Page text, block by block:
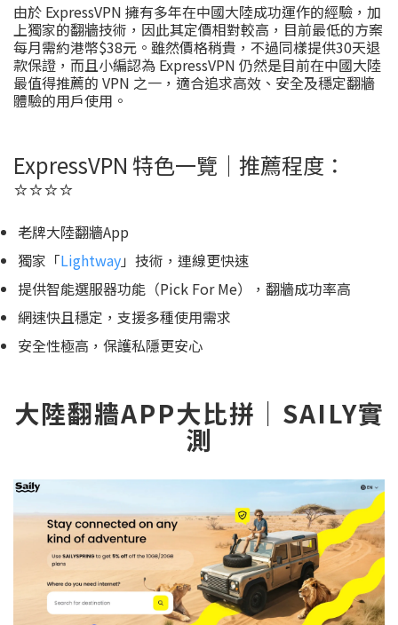
由於 ExpressVPN 擁有多年在中國大陸成功運作的經驗，加
上獨家的翻牆技術，因此其定價相對較高，目前最低的方案
每月需約港幣$38元。雖然價格稍貴，不過同樣提供30天退
款保證，而且小編認為 ExpressVPN 仍然是目前在中國大陸
最值得推薦的 VPN 之一，適合追求高效、安全及穩定翻牆
體驗的用戶使用。
ExpressVPN 特色一覽｜推薦程度：
⭐️⭐️⭐️⭐️
老牌大陸翻牆App
獨家「Lightway」技術，連線更快速
提供智能選服器功能（Pick For Me），翻牆成功率高
網速快且穩定，支援多種使用需求
安全性極高，保護私隱更安心
大陸翻牆APP大比拼｜SAILY實
測